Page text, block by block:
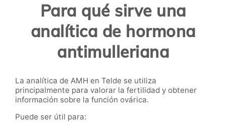
Para qué sirve una
analítica de hormona
antimulleriana
La analítica de AMH en Telde se utiliza
principalmente para valorar la fertilidad y obtener
información sobre la función ovárica.
Puede ser útil para: